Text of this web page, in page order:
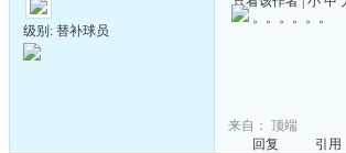
级别: 替补球员
。。。。。。
来自： 顶端
回复
引用